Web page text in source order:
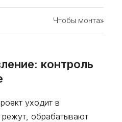
Чтобы
контроль
уходит в
обрабатывают